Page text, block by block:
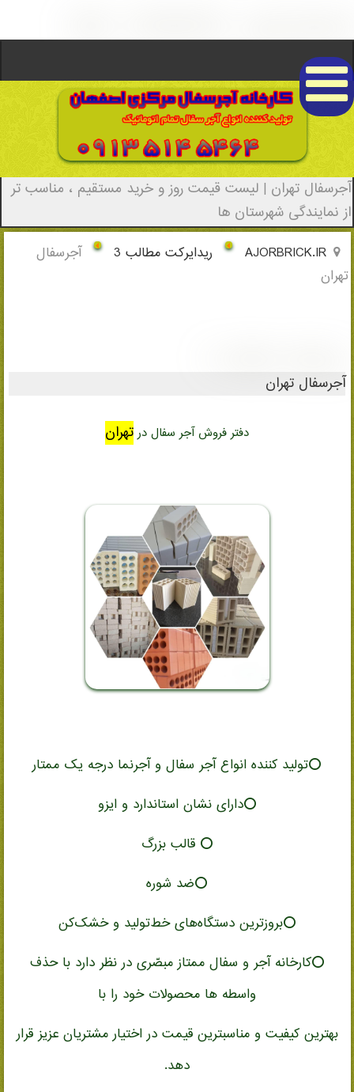
آجرسفال تهران | لیست قیمت روز و خرید مستقیم ، مناسب تر
از نمایندگی شهرستان ها
AJORBRICK.IR ریدایرکت مطالب 3
آجرسفال
تهران
آجرسفال تهران
دفتر فروش آجر سفال در تهران
⭕️تولید کننده انواع آجر سفال و آجرنما درجه یک ممتار
⭕️دارای نشان استاندارد و ایزو
⭕️ قالب بزرگ
⭕️ضد شوره
⭕️بروزترین دستگاه‌های خط‌تولید و خشک‌کن
⭕️کارخانه آجر و سفال ممتاز مبصّری در نظر دارد با حذف
واسطه ها محصولات خود را با
بهترین کیفیت و مناسبترین قیمت در اختیار مشتریان عزیز قرار
دهد.